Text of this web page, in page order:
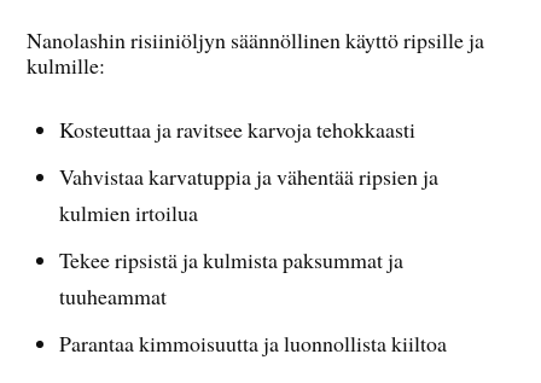
Nanolashin risiiniöljyn säännöllinen käyttö ripsille ja
kulmille:
Kosteuttaa ja ravitsee karvoja tehokkaasti
Vahvistaa karvatuppia ja vähentää ripsien ja
kulmien irtoilua
Tekee ripsistä ja kulmista paksummat ja
tuuheammat
Parantaa kimmoisuutta ja luonnollista kiiltoa